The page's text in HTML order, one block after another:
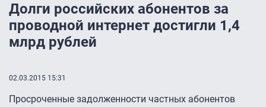
Долги российских абонентов за
проводной интернет достигли 1,4
млрд рублей
02.03.2015 15:31
Просроченные задолженности частных абонентов